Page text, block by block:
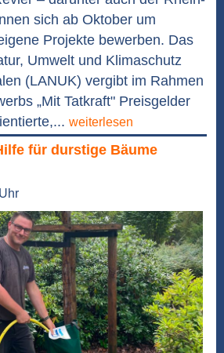
sich ab Oktober um
Projekte bewerben. Das
Umwelt und Klimaschutz
(LANUK) vergibt im Rahmen
„Mit Tatkraft" Preisgelder
weiterlesen
für durstige Bäume